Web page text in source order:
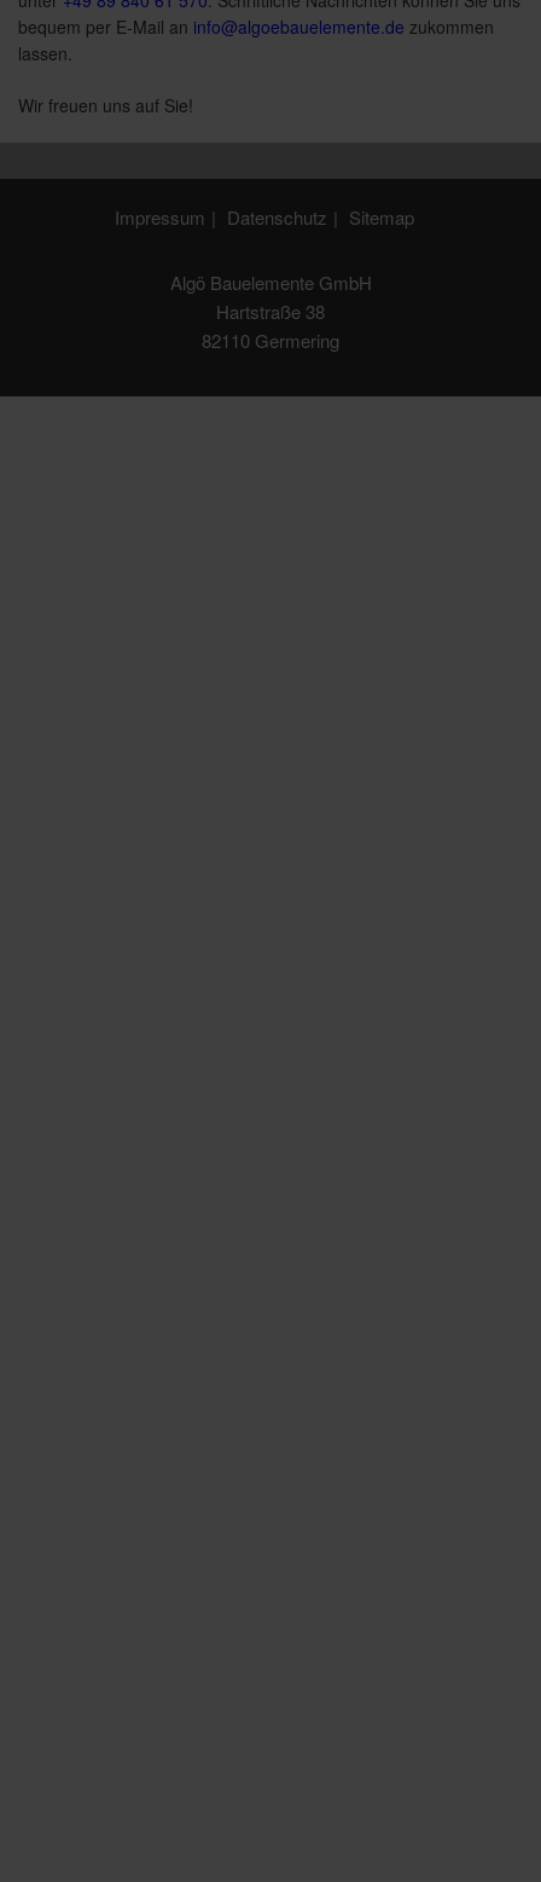
bequem per E-Mail an info@algoebauelemente.de zukommen
lassen.
Wir freuen uns auf Sie!
Impressum Datenschutz Sitemap
Algö Bauelemente GmbH
Hartstraße 38
82110 Germering